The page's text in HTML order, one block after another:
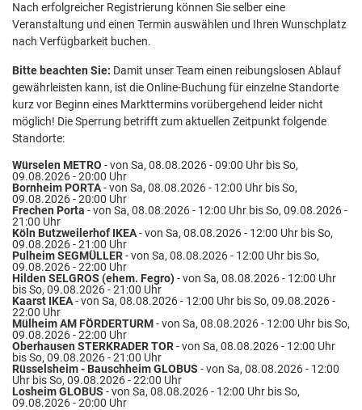
Nach erfolgreicher Registrierung können Sie selber eine
Veranstaltung und einen Termin auswählen und Ihren Wunschplatz
nach Verfügbarkeit buchen.
Bitte beachten Sie: Damit unser Team einen reibungslosen Ablauf
gewährleisten kann, ist die Online-Buchung für einzelne Standorte
kurz vor Beginn eines Markttermins vorübergehend leider nicht
möglich! Die Sperrung betrifft zum aktuellen Zeitpunkt folgende
Standorte:
Würselen METRO - von Sa, 08.08.2026 - 09:00 Uhr bis So,
09.08.2026 - 20:00 Uhr
Bornheim PORTA- von Sa, 08.08.2026 - 12:00 Uhr bis So,
09.08.2026 - 20:00 Uhr
Frechen Porta - von Sa, 08.08.2026 - 12:00 Uhr bis So, 09.08.2026 -
21:00 Uhr
Köln Butzweilerhof IKEA- von Sa, 08.08.2026 - 12:00 Uhr bis So,
09.08.2026 - 21:00 Uhr
Pulheim SEGMÜLLER- von Sa, 08.08.2026 - 12:00 Uhr bis So,
09.08.2026 - 22:00 Uhr
Hilden SELGROS (ehem. Fegro)- von Sa, 08.08.2026 - 12:00 Uhr
bis So, 09.08.2026 - 21:00 Uhr
Kaarst IKEA- von Sa, 08.08.2026 - 12:00 Uhr bis So, 09.08.2026 -
22:00 Uhr
Mülheim AM FÖRDERTURM- von Sa, 08.08.2026 - 12:00 Uhr bis So,
09.08.2026 - 22:00 Uhr
Oberhausen STERKRADER TOR- von Sa, 08.08.2026 - 12:00 Uhr
bis So, 09.08.2026 - 21:00 Uhr
Rüsselsheim - Bauschheim GLOBUS - von Sa, 08.08.2026 - 12:00
Uhr bis So, 09.08.2026 - 22:00 Uhr
Losheim GLOBUS - von Sa, 08.08.2026 - 12:00 Uhr bis So,
09.08.2026 - 20:00 Uhr